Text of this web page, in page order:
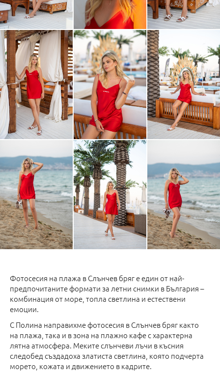
Фотосесия на плажа в Слънчев бряг е един от най-
предпочитаните формати за летни снимки в България –
комбинация от море, топла светлина и естествени
емоции.
С Полина направихме фотосесия в Слънчев бряг както
на плажа, така и в зона на плажно кафе с характерна
лятна атмосфера. Меките слънчеви лъчи в късния
следобед създадоха златиста светлина, която подчерта
морето, кожата и движението в кадрите.